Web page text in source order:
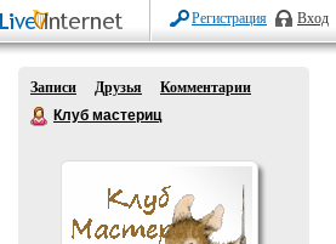
Регистрация Вход
Записи Друзья
Комментарии
Клуб мастериц